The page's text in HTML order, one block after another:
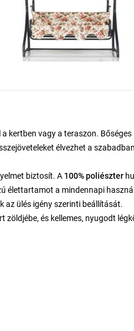
kertben vagy a teraszon. Bőséges
élvezhet a
biztosít. A 100% poliészter
élettartamot a mindennapi
az ülés igény szerinti beállítását.
zöldjébe, és kellemes, nyugodt